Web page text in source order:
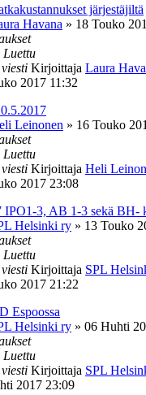
järjestäjiltä
Havana » 18 Touko
Luettu
Kirjoittaja Laura
2017 11:32
Leinonen » 16 Touko
Luettu
Kirjoittaja Heli
2017 23:08
IPO1-3, AB 1-3 sekä BH-
Helsinki ry » 13 Touko
Luettu
Kirjoittaja SPL
2017 21:22
Espoossa
Helsinki ry » 06 Huhti
Luettu
Kirjoittaja SPL
2017 23:09